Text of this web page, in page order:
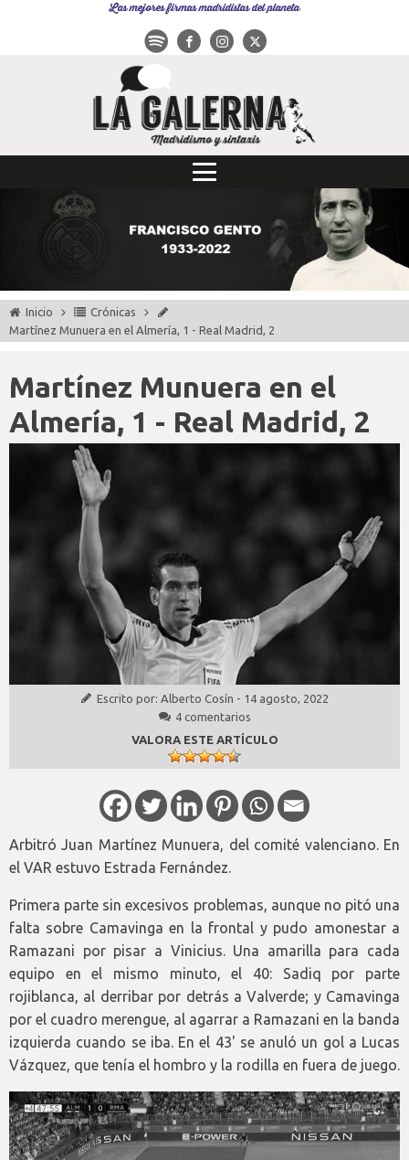
Las mejores firmas madridistas del planeta
Inicio
Crónicas
Martínez Munuera en el Almería, 1 - Real Madrid, 2
Martínez Munuera en el
Almería, 1 - Real Madrid, 2
Escrito por: Alberto Cosín - 14 agosto, 2022
4 comentarios
VALORA ESTE ARTÍCULO
Arbitró Juan Martínez Munuera, del comité valenciano. En
el VAR estuvo Estrada Fernández.
Primera parte sin excesivos problemas, aunque no pitó una
falta sobre Camavinga en la frontal y pudo amonestar a
Ramazani por pisar a Vinicius. Una amarilla para cada
equipo en el mismo minuto, el 40: Sadiq por parte
rojiblanca, al derribar por detrás a Valverde; y Camavinga
por el cuadro merengue, al agarrar a Ramazani en la banda
izquierda cuando se iba. En el 43' se anuló un gol a Lucas
Vázquez, que tenía el hombro y la rodilla en fuera de juego.